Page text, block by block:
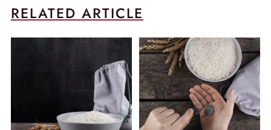
RELATED ARTICLE